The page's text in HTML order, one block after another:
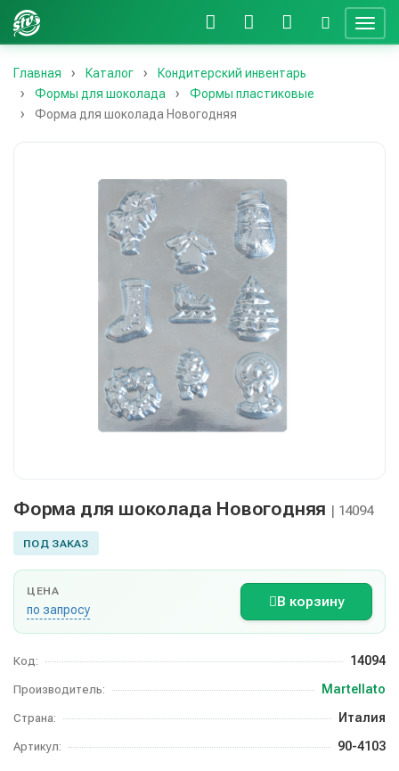
Главная Каталог
Кондитерский инвентарь
Формы для шоколада
Формы пластиковые
Форма для шоколада Новогодняя
Форма для шоколада Новогодняя | 14094
ПОД ЗАКАЗ
ЦЕНА
по запросу
В корзину
Код: 14094
Производитель: Martellato
Страна: Италия
Артикул: 90-4103